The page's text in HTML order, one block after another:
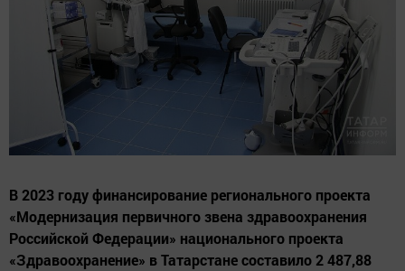
В 2023 году финансирование регионального проекта
«Модернизация первичного звена здравоохранения
Российской Федерации» национального проекта
«Здравоохранение» в Татарстане составило 2 487,88